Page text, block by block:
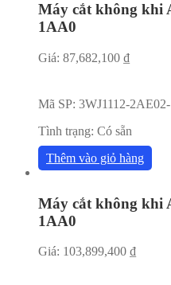
Máy cắt không khi
1AA0
Giá: 87,682,100 ₫
Mã SP: 3WJ1112-
Tình trạng: Có sẵn
Thêm vào giỏ hàng
Máy cắt không khi
1AA0
Giá: 103,899,400 ₫